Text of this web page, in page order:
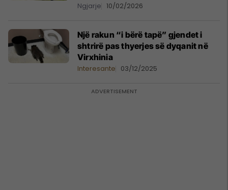
dollarë
Ngjarje 10/02/2026
Një rakun “i bërë tapë” gjendet i
shtrirë pas thyerjes së dyqanit në
Virxhinia
Interesante 03/12/2025